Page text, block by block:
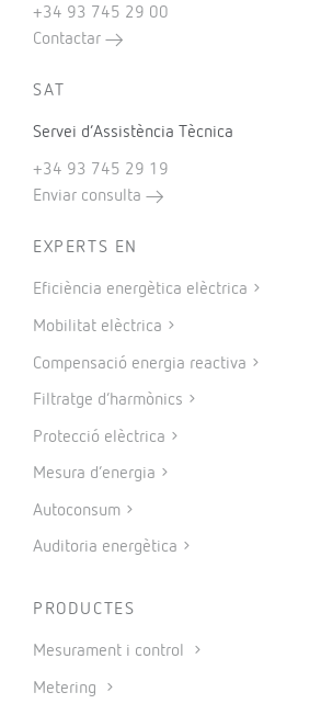
+34 93 745 29 00
Contactar
SAT
Servei d’Assistència Tècnica
+34 93 745 29 19
Enviar consulta
EXPERTS EN
Eficiència energètica elèctrica
Mobilitat elèctrica
Compensació energia reactiva
Filtratge d’harmònics
Protecció elèctrica
Mesura d’energia
Autoconsum
Auditoria energètica
PRODUCTES
Mesurament i control
Metering